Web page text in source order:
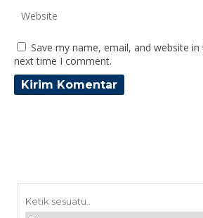
Save my name, email, and website
next time I comment.